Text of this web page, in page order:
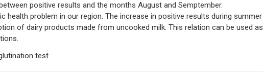
positive results and the months August and Semptember.
health problem in our region. The increase in positive results during summer
of dairy products made from uncooked milk. This relation can be used as
test